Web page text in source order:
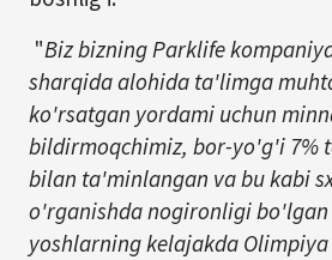
"Biz bizning Parklife
sharqida alohida ta'limga
ko'rsatgan yordami uchun
bildirmoqchimiz, bor-yo'g'i 7%
bilan ta'minlangan va bu kabi
o'rganishda nogironligi
yoshlarning kelajakda